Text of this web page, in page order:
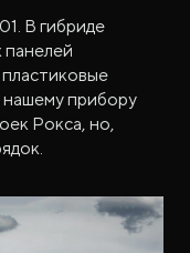
В гибриде
панелей
нашему прибору
Рокса, но,